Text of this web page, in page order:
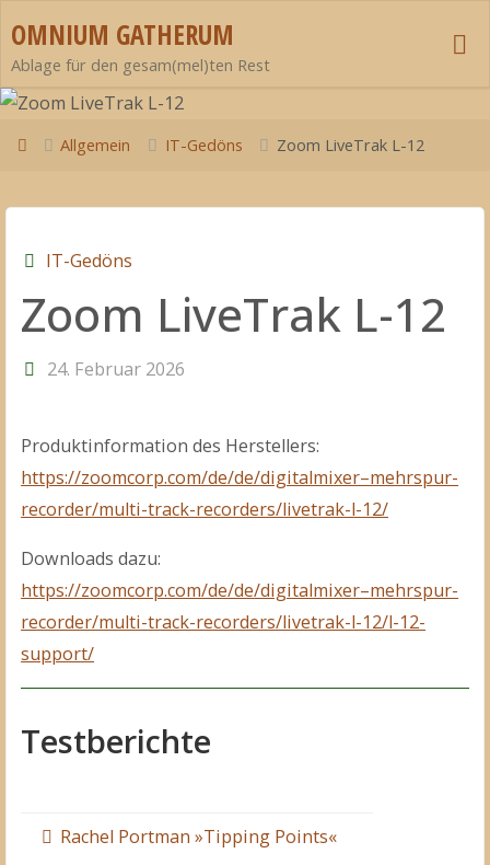
Inhalt
springen
OMNIUM GATHERUM
Ablage für den gesam(mel)ten Rest
StartAllgemein IT-Gedöns Zoom LiveTrak L-12
IT-Gedöns
Zoom LiveTrak L-12
24. Februar 2026
Produktinformation des Herstellers:
https://zoomcorp.com/de/de/digitalmixer–mehrspur-
recorder/multi-track-recorders/livetrak-l-12/
Downloads dazu:
https://zoomcorp.com/de/de/digitalmixer–mehrspur-
recorder/multi-track-recorders/livetrak-l-12/l-12-
support/
Testberichte
Rachel Portman »Tipping Points«